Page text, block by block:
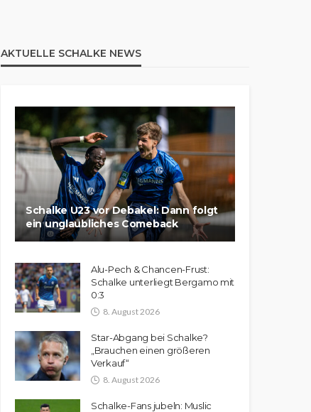
AKTUELLE SCHALKE NEWS
Schalke U23 vor Debakel: Dann folgt
ein unglaubliches Comeback
Alu-Pech & Chancen-Frust:
Schalke unterliegt Bergamo mit
0:3
8. August 2026
Star-Abgang bei Schalke?
„Brauchen einen größeren
Verkauf“
8. August 2026
Schalke-Fans jubeln: Muslic